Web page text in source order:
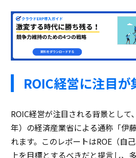
ROIC経営に注目
ROIC経営が注目される背景として
年）の経済産業省による通称「伊
れます。このレポートはROE（自
上を目標とするべきだと提言し、